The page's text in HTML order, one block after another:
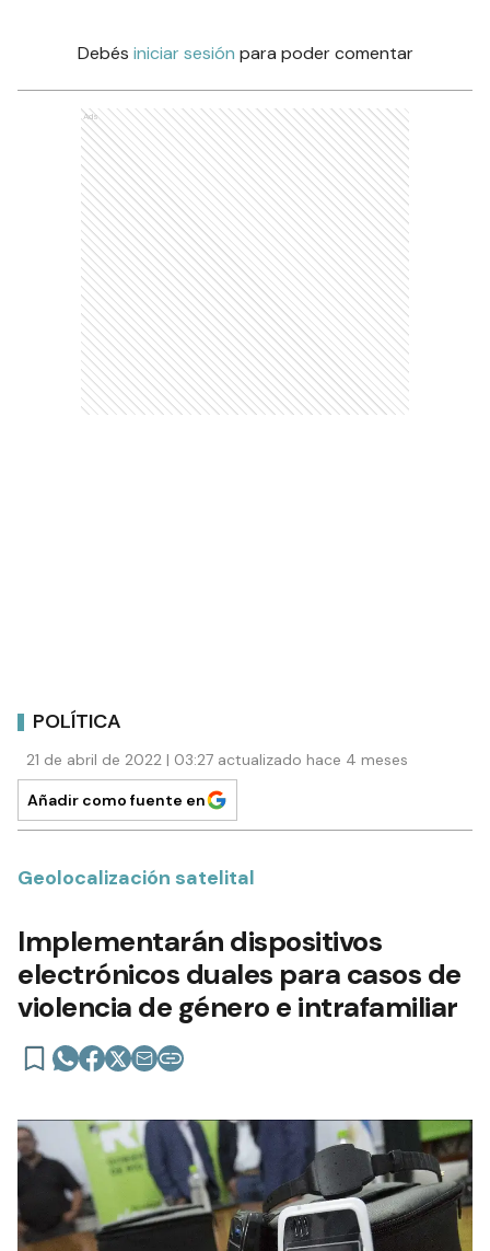
Debés iniciar sesión para poder comentar
Ads
POLÍTICA
21 de abril de 2022 | 03:27 actualizado hace 4 meses
Añadir como fuente en
Geolocalización satelital
Implementarán dispositivos
electrónicos duales para casos de
violencia de género e intrafamiliar